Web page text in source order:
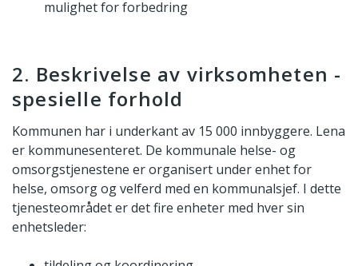
mulighet for forbedring
2. Beskrivelse av virksomheten -
spesielle forhold
Kommunen har i underkant av 15 000 innbyggere. Lena
er kommunesenteret. De kommunale helse- og
omsorgstjenestene er organisert under enhet for
helse, omsorg og velferd med en kommunalsjef. I dette
tjenesteområdet er det fire enheter med hver sin
enhetsleder: